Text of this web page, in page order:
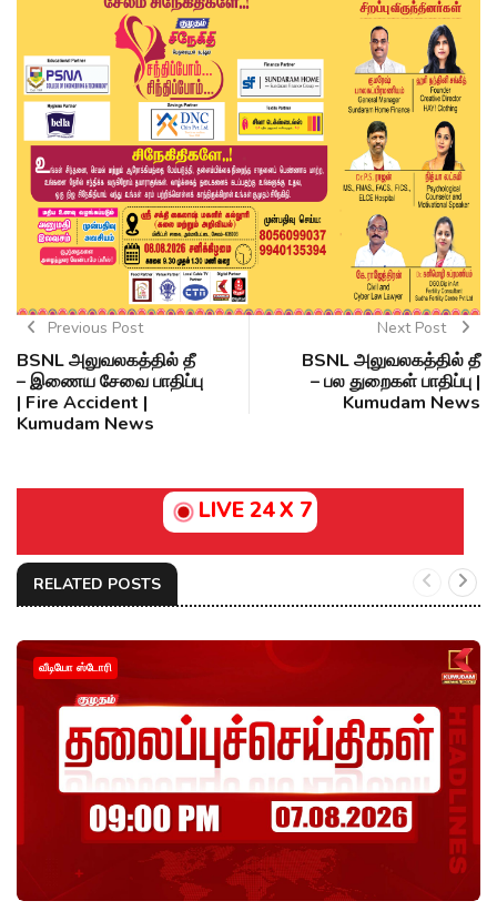
Previous Post
BSNL அலுவலகத்தில் தீ
– இணைய சேவை பாதிப்பு
| Fire Accident |
Kumudam News
Next Post
BSNL அலுவலகத்தில் தீ
– பல துறைகள் பாதிப்பு |
Kumudam News
LIVE 24 X 7
RELATED POSTS
வீடியோ ஸ்டோரி